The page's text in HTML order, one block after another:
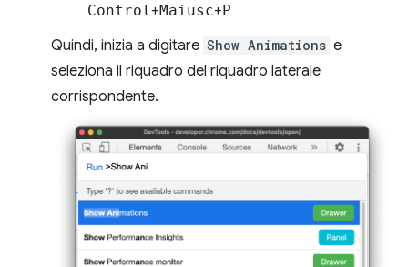
Control+Maiusc+P
Quindi, inizia a digitare Show Animations e
seleziona il riquadro del riquadro laterale
corrispondente.